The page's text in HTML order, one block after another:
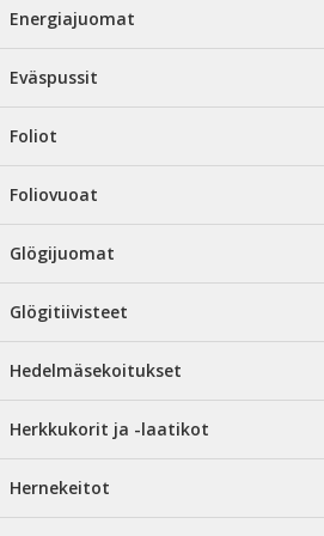
Energiajuomat
Eväspussit
Foliot
Foliovuoat
Glögijuomat
Glögitiivisteet
Hedelmäsekoitukset
Herkkukorit ja -laatikot
Hernekeitot